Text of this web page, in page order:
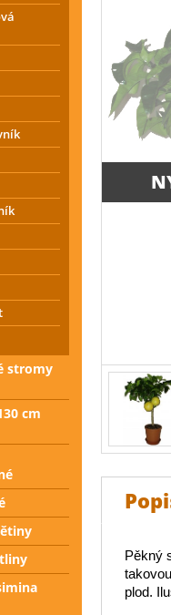
Pěkný
plod.
stromy
cm